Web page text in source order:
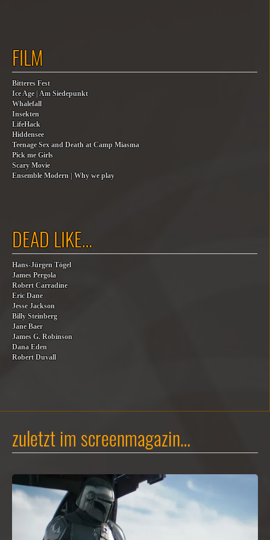
FILM
Bitteres Fest
Ice Age | Am Siedepunkt
Whalefall
Insekten
LifeHack
Hiddensee
Teenage Sex and Death at Camp Miasma
Pick me Girls
Scary Movie
Ensemble Modern | Why we play
DEAD LIKE…
Hans-Jürgen Tögel
James Pergola
Robert Carradine
Eric Dane
Jesse Jackson
Billy Steinberg
Jane Baer
James G. Robinson
Dana Eden
Robert Duvall
zuletzt im screenmagazin…